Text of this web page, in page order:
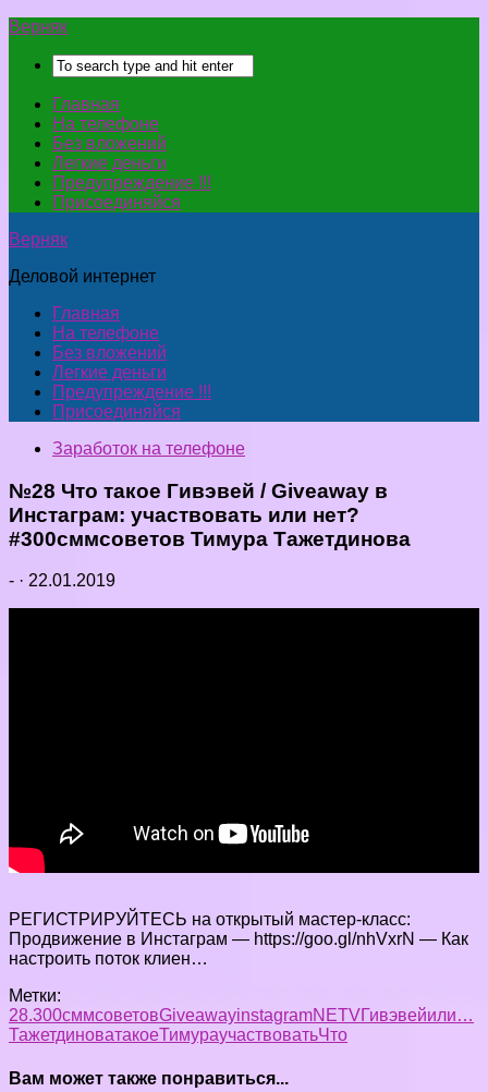
Верняк
Главная
На телефоне
Без вложений
Легкие деньги
Предупреждение !!!
Присоединяйся
Верняк
Деловой интернет
Главная
На телефоне
Без вложений
Легкие деньги
Предупреждение !!!
Присоединяйся
Заработок на телефоне
№28 Что такое Гивэвей / Giveaway в
Инстаграм: участвовать или нет?
#300сммсоветов Тимура Тажетдинова
- · 22.01.2019
РЕГИСТРИРУЙТЕСЬ на открытый мастер-класс:
Продвижение в Инстаграм — https://goo.gl/nhVxrN — Как
настроить поток клиен…
Метки:
28.300сммсоветовGiveawayinstagramNETVГивэвейили…
ТажетдиноватакоеТимураучаствоватьЧто
Вам может также понравиться...